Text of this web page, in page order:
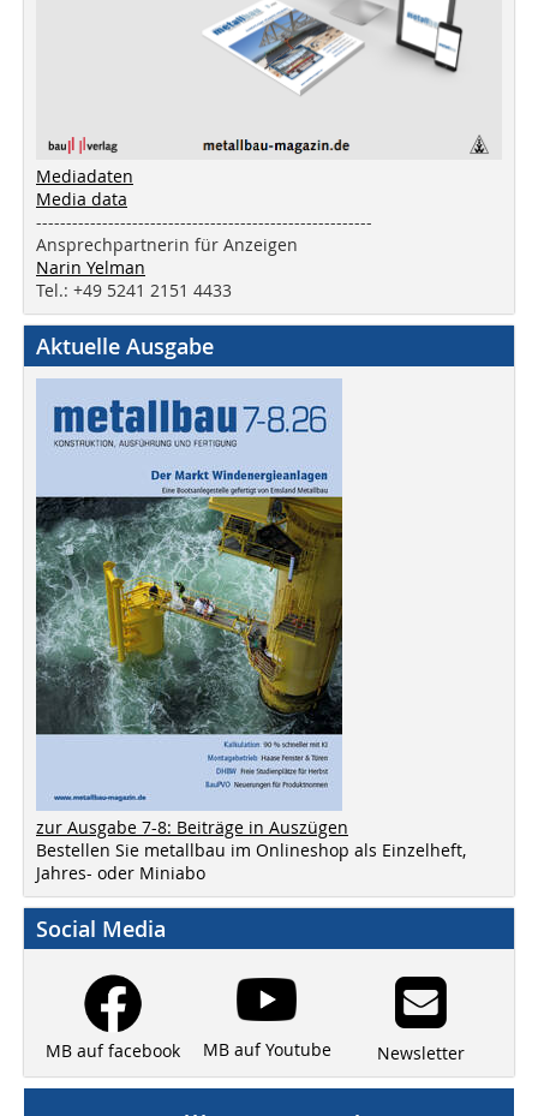
Mediadaten
Media data
--------------------------------------------------------
Ansprechpartnerin für Anzeigen
Narin Yelman
Tel.: +49 5241 2151 4433
Aktuelle Ausgabe
zur Ausgabe 7-8: Beiträge in Auszügen
Bestellen Sie metallbau im Onlineshop als Einzelheft,
Jahres- oder Miniabo
Social Media
MB auf facebook MB auf Youtube Newsletter